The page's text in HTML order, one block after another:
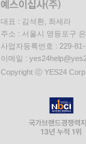
대표 : 김석환, 최세라
주소 : 서울시 영등포구
사업자등록번호 : 229-
이메일 :
Copyright ⓒ YES24